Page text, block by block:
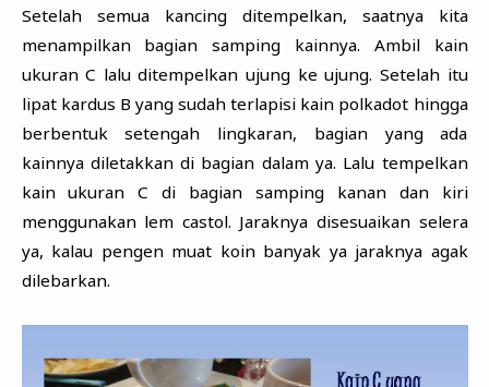
Setelah semua kancing ditempelkan, saatnya kita
menampilkan bagian samping kainnya. Ambil kain
ukuran C lalu ditempelkan ujung ke ujung. Setelah itu
lipat kardus B yang sudah terlapisi kain polkadot hingga
berbentuk setengah lingkaran, bagian yang ada
kainnya diletakkan di bagian dalam ya. Lalu tempelkan
kain ukuran C di bagian samping kanan dan kiri
menggunakan lem castol. Jaraknya disesuaikan selera
ya, kalau pengen muat koin banyak ya jaraknya agak
dilebarkan.